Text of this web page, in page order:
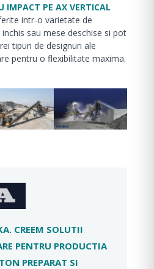
IMPACT PE AX VERTICAL
intr-o varietate de
sau mese deschise si pot
tipuri de designuri ale
pentru o flexibilitate maxima.
CREEM SOLUTII
PENTRU PRODUCTIA
PREPARAT SI